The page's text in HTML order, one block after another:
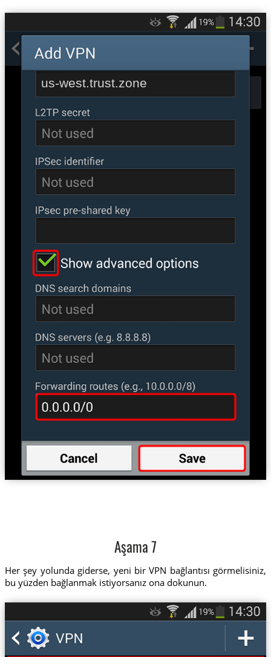
us-west.trust.zone
Aşama 7
Her şey yolunda giderse, yeni bir VPN bağlantısı görmelisiniz,
bu yüzden bağlanmak istiyorsanız ona dokunun.